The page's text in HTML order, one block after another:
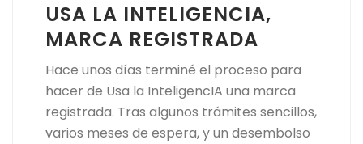
USA LA INTELIGENCIA,
MARCA REGISTRADA
Hace unos días terminé el proceso para
hacer de Usa la InteligencIA una marca
registrada. Tras algunos trámites sencillos,
varios meses de espera, y un desembolso